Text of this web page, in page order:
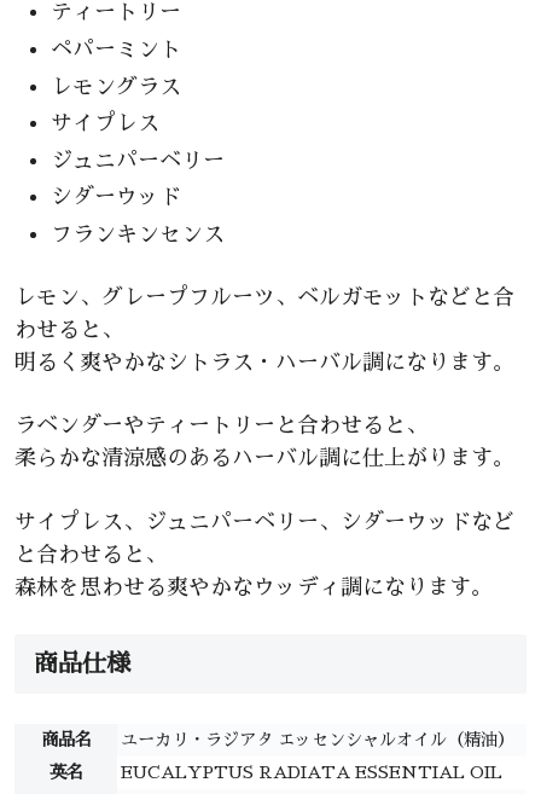
ティートリー
ペパーミント
レモングラス
サイプレス
ジュニパーベリー
シダーウッド
フランキンセンス
レモン、グレープフルーツ、ベルガモットなどと合
わせると、
明るく爽やかなシトラス・ハーバル調になります。
ラベンダーやティートリーと合わせると、
柔らかな清涼感のあるハーバル調に仕上がります。
サイプレス、ジュニパーベリー、シダーウッドなど
と合わせると、
森林を思わせる爽やかなウッディ調になります。
商品仕様
商品名
ユーカリ・ラジアタ エッセンシャルオイル（精油）
英名
EUCALYPTUS RADIATA ESSENTIAL OIL